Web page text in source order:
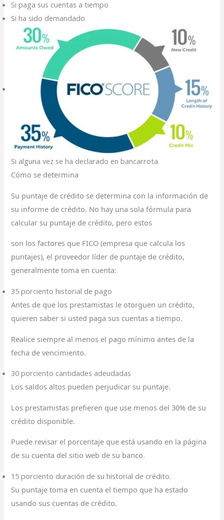
Si paga sus cuentas a tiempo
Si ha sido demandado
Si alguna vez se ha declarado en bancarrota
Cómo se determina
Su puntaje de crédito se determina con la información de
su informe de crédito. No hay una sola fórmula para
calcular su puntaje de crédito, pero estos
son los factores que FICO (empresa que calcula los
puntajes), el proveedor líder de puntaje de crédito,
generalmente toma en cuenta:
35 porciento historial de pago
Antes de que los prestamistas le otorguen un crédito,
quieren saber si usted paga sus cuentas a tiempo.
Realice siempre al menos el pago mínimo antes de la
fecha de vencimiento.
30 porciento cantidades adeudadas
Los saldos altos pueden perjudicar su puntaje.
Los prestamistas prefieren que use menos del 30% de su
crédito disponible.
Puede revisar el porcentaje que está usando en la página
de su cuenta del sitio web de su banco.
15 porciento duración de su historial de crédito.
Su puntaje toma en cuenta el tiempo que ha estado
usando sus cuentas de crédito.